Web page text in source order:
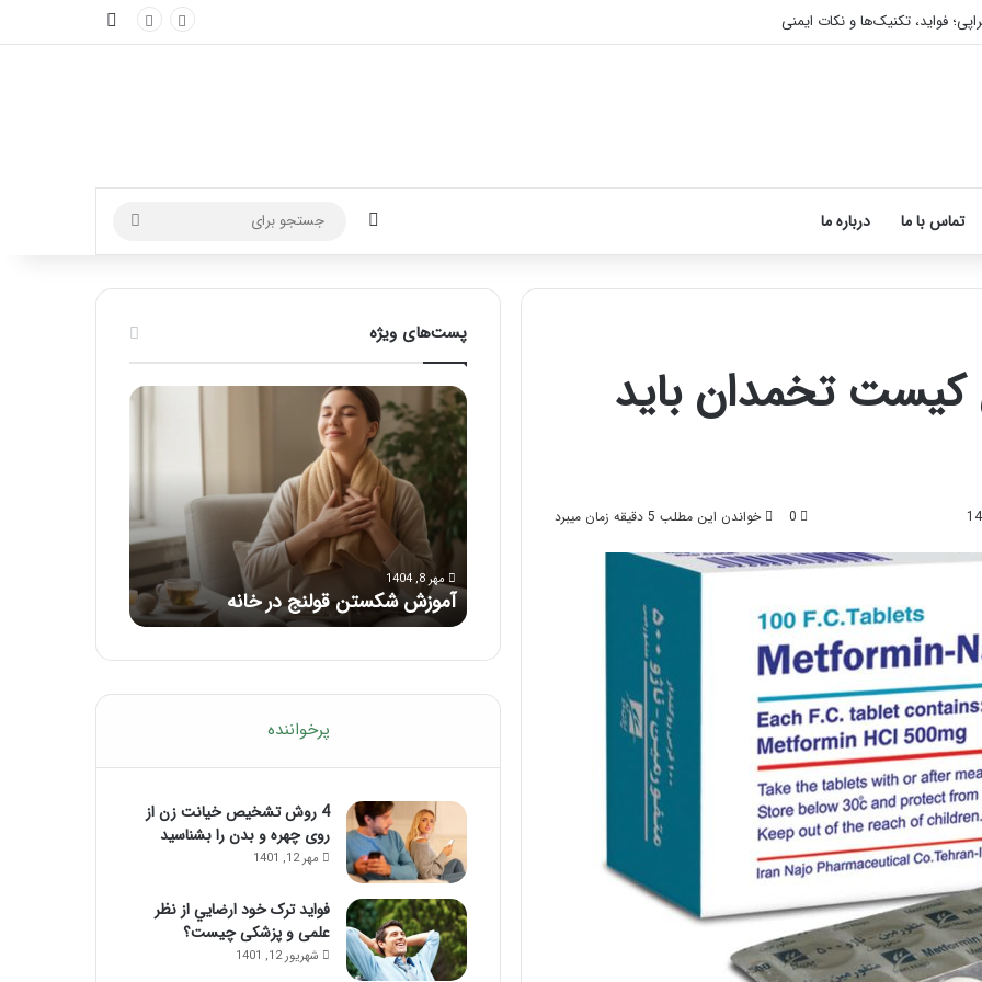
فواید، تکنیک‌ها و نکات ایمنی
تماس با ما درباره ما تغییر پوسته
برای
تخمدان باید
0 خواندن این مطلب 5 دقیقه زمان میبرد
پست‌های ویژه
از تزریق چربی؛
آموزش
آموزش شکستن قولنج در خانه
ماساژ
برای
بهبود
تمرکز
ذهنی؛
با
این
ماساژ
حواس‌جمع
شوید!
مرداد 6, 1404
ماساژ برای بهبود تمرکز ذهنی؛ با این
ماساژ حواس‌جمع شوید!
پرخواننده
4 روش تشخیص خیانت زن از
روی چهره و بدن را بشناسید
مهر 12, 1401
فواید ترک خود ارضايي از نظر
علمی و پزشکی چیست؟
شهریور 12, 1401